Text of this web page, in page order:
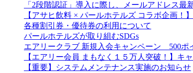
「2段階認証」導入に際し、メールアドレス最
【アサヒ飲料 × パールホテルズ コラボ企画
各種割引券・優待券の利用について
パールホテルズが取り組むSDGs
エアリークラブ 新規入会キャンペーン 500ポ
【エアリー会員 まもなく１５万人突破！】キ
【重要】システムメンテナンス実施のお知らせ